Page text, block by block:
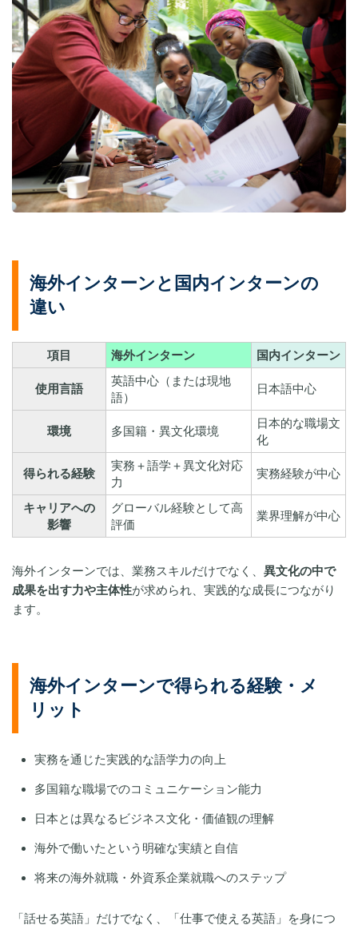
海外インターンと国内インターンの
違い
項目 海外インターン 国内インターン
使用言語
英語中心（または現地
語）
日本語中心
環境 多国籍・異文化環境
日本的な職場文
化
得られる経験
実務＋語学＋異文化対応
力
実務経験が中心
キャリアへの
影響
グローバル経験として高
評価
業界理解が中心
海外インターンでは、業務スキルだけでなく、 異文化の中で
成果を出す力や主体性が求められ、実践的な成長につながり
ます。
海外インターンで得られる経験・メ
リット
実務を通じた実践的な語学力の向上
多国籍な職場でのコミュニケーション能力
日本とは異なるビジネス文化・価値観の理解
海外で働いたという明確な実績と自信
将来の海外就職・外資系企業就職へのステップ
「話せる英語」だけでなく、「仕事で使える英語」を身につ